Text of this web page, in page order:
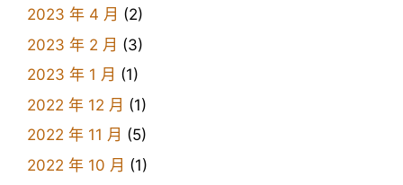
2023 年 4 月 (2)
2023 年 2 月 (3)
2023 年 1 月 (1)
2022 年 12 月 (1)
2022 年 11 月 (5)
2022 年 10 月 (1)